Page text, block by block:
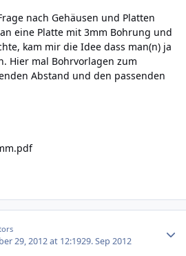
nach Gehäusen und Platten
eine Platte mit 3mm Bohrung und
kam mir die Idee dass man(n) ja
Hier mal Bohrvorlagen zum
Abstand und den passenden
29, 2012 at 12:1929. Sep 2012